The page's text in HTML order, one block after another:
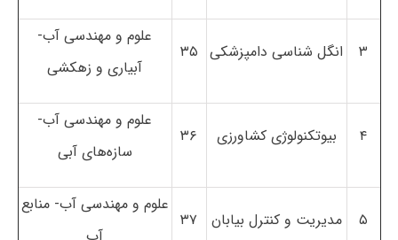
۳ انگل شناسی دامپزشکی ۳۵
علوم و مهندسی آب-
آبیاری و زهکشی
۴ بیوتکنولوژی کشاورزی ۳۶
علوم و مهندسی آب-
سازه‌های آبی
۵ مدیریت و کنترل بیابان ۳۷
علوم و مهندسی آب- منابع